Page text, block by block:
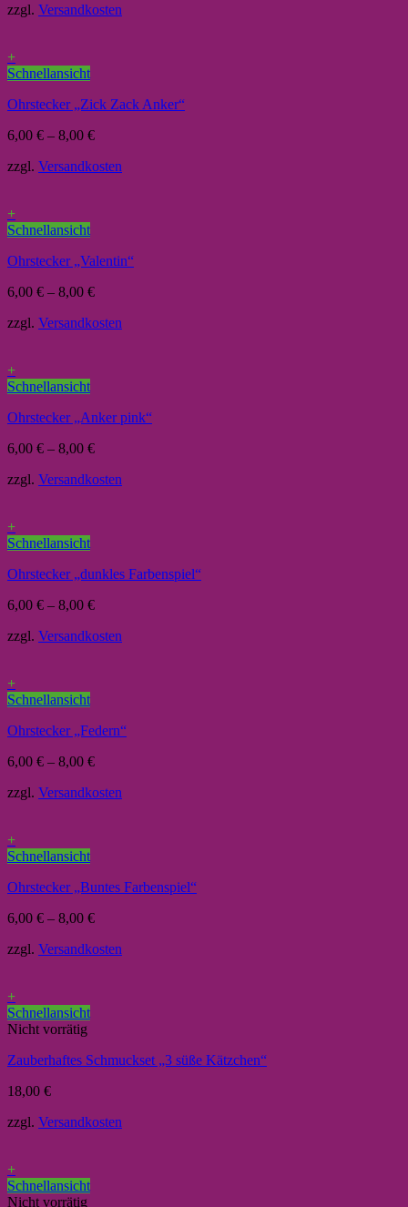
zzgl. Versandkosten
+
Schnellansicht
Ohrstecker „Zick Zack Anker“
6,00 € – 8,00 €
zzgl. Versandkosten
+
Schnellansicht
Ohrstecker „Valentin“
6,00 € – 8,00 €
zzgl. Versandkosten
+
Schnellansicht
Ohrstecker „Anker pink“
6,00 € – 8,00 €
zzgl. Versandkosten
+
Schnellansicht
Ohrstecker „dunkles Farbenspiel“
6,00 € – 8,00 €
zzgl. Versandkosten
+
Schnellansicht
Ohrstecker „Federn“
6,00 € – 8,00 €
zzgl. Versandkosten
+
Schnellansicht
Ohrstecker „Buntes Farbenspiel“
6,00 € – 8,00 €
zzgl. Versandkosten
+
Schnellansicht
Nicht vorrätig
Zauberhaftes Schmuckset „3 süße Kätzchen“
18,00 €
zzgl. Versandkosten
+
Schnellansicht
Nicht vorrätig